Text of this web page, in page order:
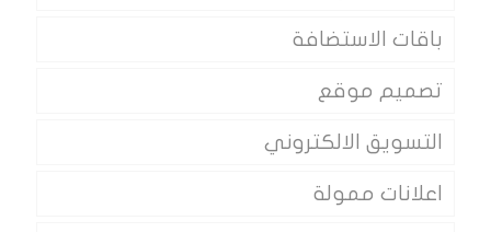
باقات الاستضافة
تصميم موقع
التسويق الالكتروني
اعلانات ممولة